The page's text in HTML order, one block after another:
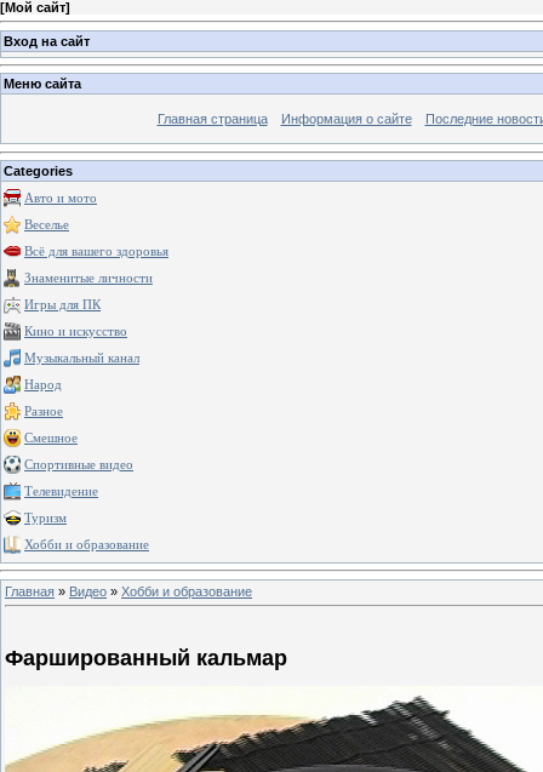
[Мой сайт]
Вход на сайт
Меню сайта
Главная страница Информация о сайте Последние
Categories
Авто и мото
Веселье
Всё для вашего здоровья
Знаменитые личности
Игры для ПК
Кино и искусство
Музыкальный канал
Народ
Разное
Смешное
Спортивные видео
Телевидение
Туризм
Хобби и образование
Главная » Видео » Хобби и образование
Фаршированный кальмар